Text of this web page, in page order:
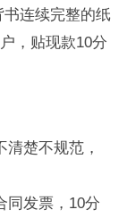
连续完整的纸
，贴现款10分
楚不规范，
同发票，10分